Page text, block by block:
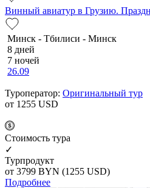
Винный авиатур в Грузию.
Минск - Тбилиси - Минск
8 дней
7 ночей
26.09
Туроператор: Оригинальный тур
от 1255 USD
Cтоимость тура
✓
Турпродукт
от 3799 BYN (1255 USD)
Подробнее